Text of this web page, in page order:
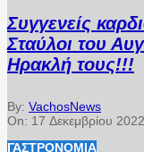
Συγγενείς
Σταύλοι του
Ηρακλή τους!!!
By: VachosNews
On: 17 Δεκεμβρίου 2022
ΓΑΣΤΡΟΝΟΜΊΑ